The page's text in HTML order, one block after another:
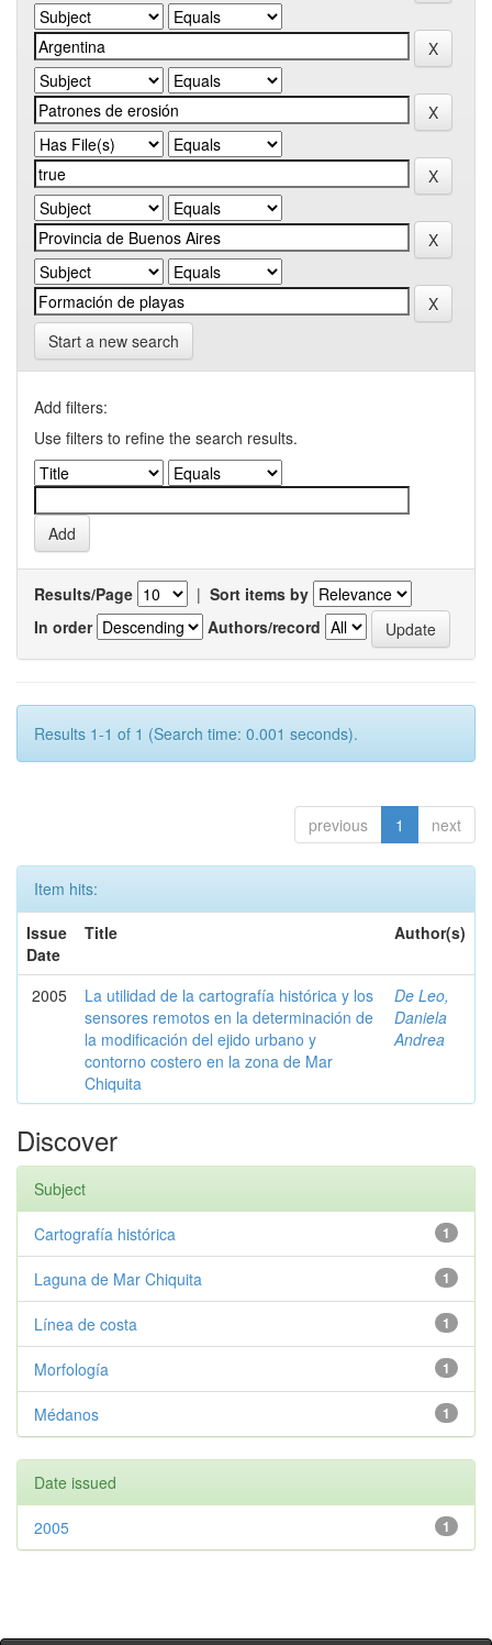
Start a new search
Add filters:
Use filters to refine the search results.
Results/Page | Sort items by
In order
Authors/record
Results 1-1 of 1 (Search time: 0.001 seconds).
previous 1 next
Item hits:
Issue
Date
Title Author(s)
2005
La utilidad de la cartografía histórica y los
sensores remotos en la determinación de
la modificación del ejido urbano y
contorno costero en la zona de Mar
Chiquita
De Leo,
Daniela
Andrea
Discover
Subject
1
Cartografía histórica
1
Laguna de Mar Chiquita
1
Línea de costa
1
Morfología
1
Médanos
Date issued
1
2005